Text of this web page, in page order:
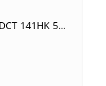
1,6 GDI PHEV Plugin-hybrid Comfort DCT 141HK 5d 6g Aut.